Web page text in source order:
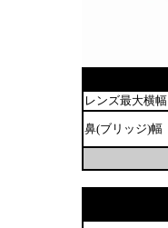
レンズ最大横幅
鼻(ブリッジ)幅